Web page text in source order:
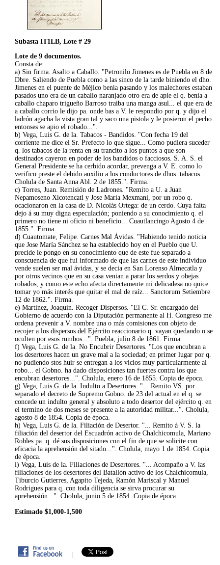
Subasta IT1LB, Lote # 29
Lote de 9 documentos.
Consta de:
a) Sin firma. Asalto a Caballo. "Petronilo Jimenes es de Puebla en 8 de
Dbre. Saliendo de Puebla como a las sinco de la tarde biniendo el dho.
Jimenes en el puente de Méjico benia pasando y los malechores estaban
pasados uno era de un caballo naranjado otro era de apie el q. benia a
caballo chaparo trigueño Barroso traiba una manga asul... el que era de
a caballo corrio le dijo pa. onde bas a V. le respondio por q. y dijo el
ladrón agacha la vista gran tal y saco una pistola y le posieron el pecho
entonses se apio el robado...".
b) Vega, Luis G. de la. Tabacos - Bandidos. "Con fecha 19 del
corriente me dice el Sr. Prefecto lo que sigue... Como pudiera suceder
q. los tabacos de la renta en su trancito a los puntos a que son
destinados cayeron en poder de los bandidos o facciosos. S. A. S. el
General Presidente se ha cerbido acordar, prevenga a V. E. como lo
verifico preste el debido auxilio a los conductores de dhos. tabacos...
Cholula de Santa Anna Abl. 2 de 1855.". Firma.
c) Torres, Juan. Remisión de Ladrones. "Remito a U. a Juan
Nepamoseno Xicotencatl y Jose María Mexmani, por un robo q.
ocacionaron en la casa de D. Nicolás Ortega: de un cerdo. Cuya falta
dejo á su muy digna especulación; poniendo a su conocimiento q. el
primero no tiene ni oficio ni beneficio... Cuautlancingo Agosto 4 de
1855.". Firma.
d) Cuautomate, Felipe. Carnes Mal Ávidas. "Habiendo tenido noticia
que Jose María Sánchez se ha establecido hoy en el Pueblo que U.
precide le pongo en su conocimiento que de este fue separado a
conscuencia de que fui informado de que las carnes de este individuo
vende suelen ser mal ávidas, y se decia en San Lorenso Almecatla y
por otros vecinos que en su casa venian a parar los serdos y obejas
robados, y como este echo afecta directamente mi delicadesa no quice
tomar yo más interés que quitar el mal de raíz... Sanctorum Setiembre
12 de 1862.". Firma.
e) Martínez, Joaquín. Recoger Dispersos. "El C. Sr. encargado del
Gobierno de acuerdo con la Diputación permanente al H. Congreso me
ordena prevenir a V. nombre una o más comisiones con objeto de
recojer a los dispersos del Ejército reaccionario q. vayan quedando o se
oculten por esos rumbos...". Puebla, julio 8 de 1861. Firma.
f) Vega, Luis G. de la. No Encubrir Desertores. "Los que encubran a
los desertores hacen un grave mal a la sociedad; en primer lugar por q.
no pudiendo stos huir se entregan a los vicios muy particularmente al
robo... el Gobno. ha dado disposiciones tan fuertes contra los que
encubran desertores...". Cholula, enero 16 de 1855. Copia de época.
g) Vega, Luis G. de la. Indulto a Desertores. "... Remito VS. por
separado el decreto de Supremo Gobno. de 23 del actual en el q. se
concede un indulto general y absoluto a todo desertor del ejército q. en
el termino de dos meses se presente a la autoridad militar...". Cholula,
agosto 8 de 1854. Copia de época.
h) Vega, Luis G. de la. Filiación de Desertor. "... Remito á V. S. la
filiación del desertor del Escuadrón activo de Chalchicomula, Mariano
Robles pa. q. dé sus disposiciones con el fin de que se solicite con
eficacia la aprehensión del sitado...". Cholula, mayo 1 de 1854. Copia
de época.
i) Vega, Luis de la. Filiaciones de Desertores. "... Acompaño a V. las
filiaciones de los desertores del Batallón activo de los Chalchicomula,
Tiburcio Gutierres, Agapito Tejeda, Ramón Mariscal y Manuel
Rodrigues para q. con toda diligencia se sirva procurar su
aprehensión...". Cholula, junio 5 de 1854. Copia de época.
Estimado $1,000-1,500
|